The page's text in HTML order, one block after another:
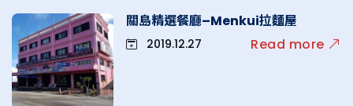
關島精選餐廳–Menkui拉麵屋
2019.12.27 Read more